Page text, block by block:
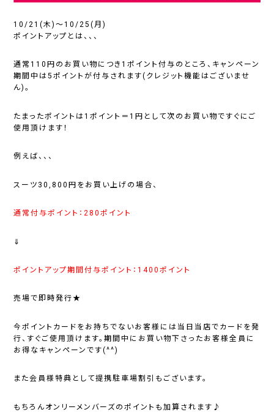
10/21(木)～10/25(月)
ポイントアップとは、、、
通常110円のお買い物につき1ポイント付与のところ、キャンペーン
期間中は5ポイントが付与されます(クレジット機能はございませ
ん)。
たまったポイントは1ポイント＝1円として次のお買い物ですぐにご
使用頂けます！
例えば、、、
スーツ30,800円をお買い上げの場合、
通常付与ポイント：280ポイント
⇓
ポイントアップ期間付与ポイント：1400ポイント
売場で即時発行★
今ポイントカードをお持ちでないお客様には当日当店でカードを発
行、すぐご使用頂けます。期間中にお買い物下さったお客様全員に
お得なキャンペーンです(^^)
また会員様特典として提携駐車場割引もございます。
もちろんオンリーメンバーズのポイントも加算されます♪